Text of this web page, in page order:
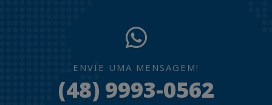
ENVIE UMA MENSAGEM!
(48) 9993-0562